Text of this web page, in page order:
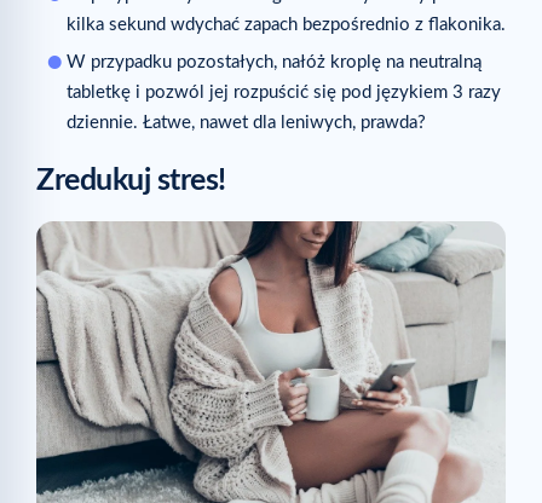
kilka sekund wdychać zapach bezpośrednio z flakonika.
W przypadku pozostałych, nałóż kroplę na neutralną
tabletkę i pozwól jej rozpuścić się pod językiem 3 razy
dziennie. Łatwe, nawet dla leniwych, prawda?
Zredukuj stres!